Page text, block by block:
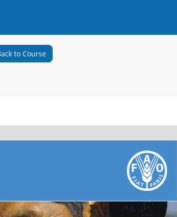
to Course